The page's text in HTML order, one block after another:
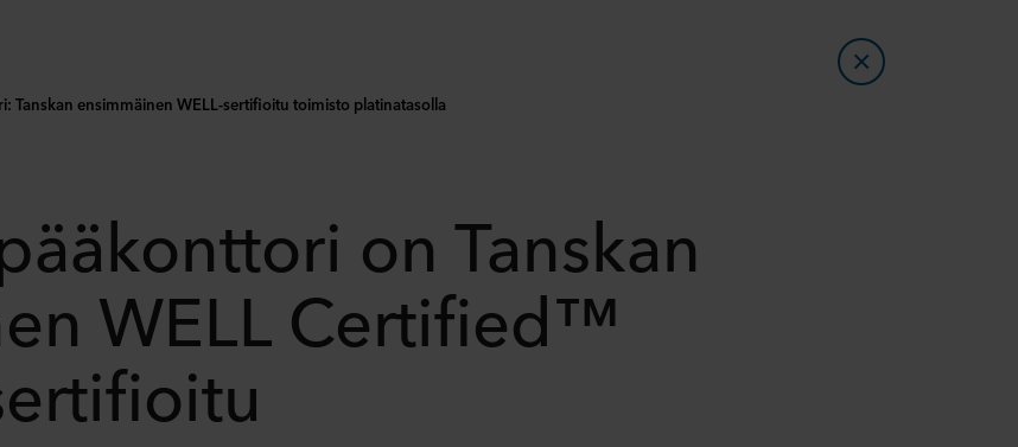
Tanskan ensimmäinen WELL-sertifioitu toimisto platinatasolla
on Tanskan
WELL Certified™